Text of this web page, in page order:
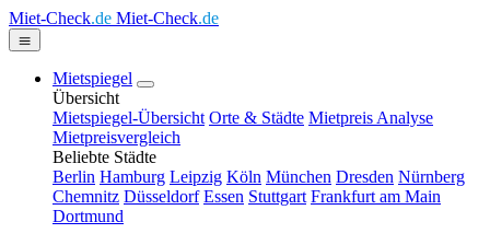
Miet-Check.de Miet-Check.de
Mietspiegel
Übersicht
Mietspiegel-Übersicht Orte & Städte Mietpreis Analyse
Mietpreisvergleich
Beliebte Städte
Berlin Hamburg Leipzig Köln München Dresden Nürnberg
Chemnitz Düsseldorf Essen Stuttgart Frankfurt am Main
Dortmund